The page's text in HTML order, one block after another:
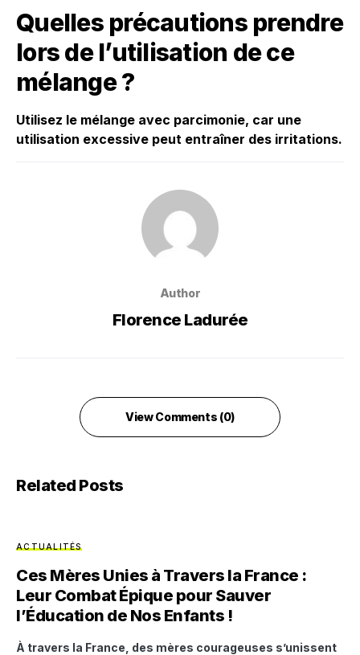
Quelles précautions prendre
lors de l’utilisation de ce
mélange ?
Utilisez le mélange avec parcimonie, car une
utilisation excessive peut entraîner des irritations.
Author
Florence Ladurée
View Comments (0)
Related Posts
ACTUALITÉS
Ces Mères Unies à Travers la France :
Leur Combat Épique pour Sauver
l’Éducation de Nos Enfants !
À travers la France, des mères courageuses s’unissent